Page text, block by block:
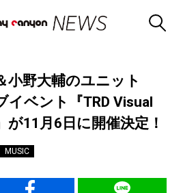
小野大輔のユニット
イベント『TRD Visual
が11月6日に開催決定！
MUSIC